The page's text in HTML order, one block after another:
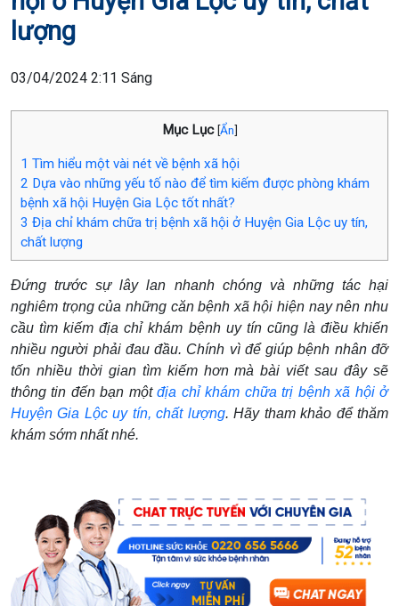
lượng
03/04/2024 2:11 Sáng
Mục Lục [Ẩn]
1 Tìm hiểu một vài nét về bệnh xã hội
2 Dựa vào những yếu tố nào để tìm kiếm được phòng khám
bệnh xã hội Huyện Gia Lộc tốt nhất?
3 Địa chỉ khám chữa trị bệnh xã hội ở Huyện Gia Lộc uy tín,
chất lượng
Đứng trước sự lây lan nhanh chóng và những tác hại
nghiêm trọng của những căn bệnh xã hội hiện nay nên nhu
cầu tìm kiếm địa chỉ khám bệnh uy tín cũng là điều khiến
nhiều người phải đau đầu. Chính vì để giúp bệnh nhân đỡ
tốn nhiều thời gian tìm kiếm hơn mà bài viết sau đây sẽ
thông tin đến bạn mộtđịa chỉ khám chữa trị bệnh xã hội ở
Huyện Gia Lộc uy tín, chất lượng. Hãy tham khảo để thăm
khám sớm nhất nhé.